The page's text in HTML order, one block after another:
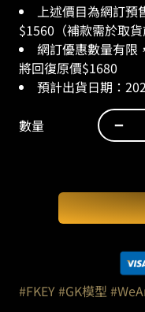
上述價目為網訂預
$1560（補款需於取貨
網訂優惠數量有限
將回復原價$1680
預計出貨日期：
WeArtDoing
（高
數量 −
#FKEY#GK模型